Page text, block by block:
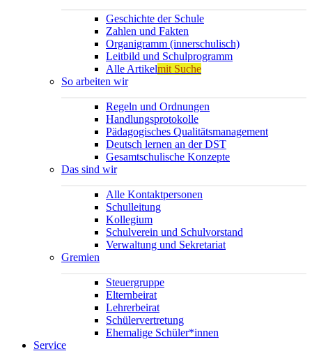
Geschichte der Schule
Zahlen und Fakten
Organigramm (innerschulisch)
Leitbild und Schulprogramm
Alle Artikelmit Suche
So arbeiten wir
Regeln und Ordnungen
Handlungsprotokolle
Pädagogisches Qualitätsmanagement
Deutsch lernen an der DST
Gesamtschulische Konzepte
Das sind wir
Alle Kontaktpersonen
Schulleitung
Kollegium
Schulverein und Schulvorstand
Verwaltung und Sekretariat
Gremien
Steuergruppe
Elternbeirat
Lehrerbeirat
Schülervertretung
Ehemalige Schüler*innen
Service